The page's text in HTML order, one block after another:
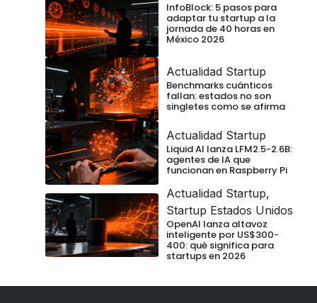
InfoBlock: 5 pasos para
adaptar tu startup a la
jornada de 40 horas en
México 2026
Actualidad Startup
Benchmarks cuánticos
fallan: estados no son
singletes como se afirma
Actualidad Startup
Liquid AI lanza LFM2.5-2.6B:
agentes de IA que
funcionan en Raspberry Pi
Actualidad Startup,
Startup Estados Unidos
OpenAI lanza altavoz
inteligente por US$300-
400: qué significa para
startups en 2026